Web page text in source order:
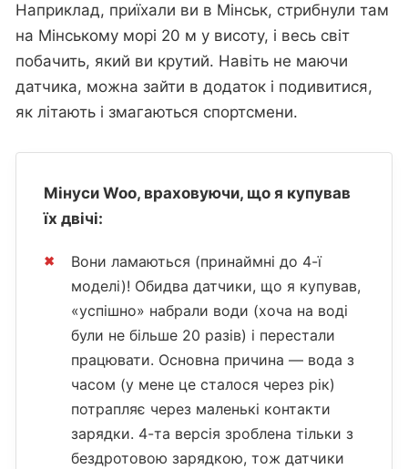
Наприклад, приїхали ви в Мінськ, стрибнули там
на Мінському морі 20 м у висоту, і весь світ
побачить, який ви крутий. Навіть не маючи
датчика, можна зайти в додаток і подивитися,
як літають і змагаються спортсмени.
Мінуси Woo, враховуючи, що я купував
їх двічі:
Вони ламаються (принаймні до 4-ї
моделі)! Обидва датчики, що я купував,
«успішно» набрали води (хоча на воді
були не більше 20 разів) і перестали
працювати. Основна причина — вода з
часом (у мене це сталося через рік)
потрапляє через маленькі контакти
зарядки. 4-та версія зроблена тільки з
бездротовою зарядкою, тож датчики